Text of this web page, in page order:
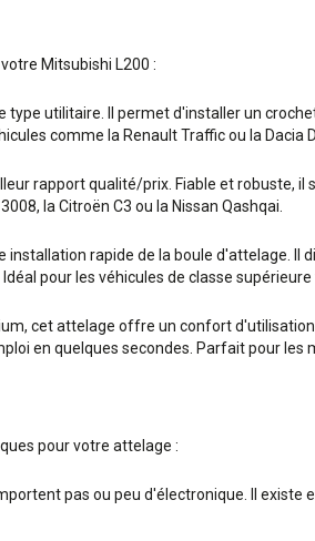
Mitsubishi L200 :
utilitaire. Il permet d'installer un
comme la Renault Traffic ou la Dacia
rapport qualité/prix. Fiable et robuste,
la Citroën C3 ou la Nissan Qashqai.
rapide de la boule d'attelage.
pour les véhicules de classe
cet attelage offre un confort
en quelques secondes. Parfait pour les
pour votre attelage :
pas ou peu d'électronique. Il